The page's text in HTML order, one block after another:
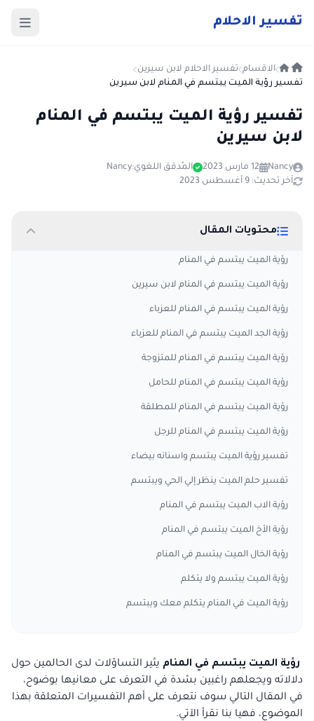
تفسير الاحلام
الاقسام تفسير الاحلام لابن سيرين
تفسير رؤية الميت يبتسم في المنام لابن سيرين
تفسير رؤية الميت يبتسم في المنام
لابن سيرين
Nancy 12 مارس 2023 المُدقق اللغوي:Nancy
آخر تحديث: 9 أغسطس 2023
محتويات المقال
رؤية الميت يبتسم في المنام
رؤية الميت يبتسم في المنام لابن سيرين
رؤية الميت يبتسم في المنام للعزباء
رؤية الجد الميت يبتسم في المنام للعزباء
رؤية الميت يبتسم في المنام للمتزوجة
رؤية الميت يبتسم في المنام للحامل
رؤية الميت يبتسم في المنام للمطلقة
رؤية الميت يبتسم في المنام للرجل
تفسير رؤية الميت يبتسم واسنانه بيضاء
تفسير حلم الميت ينظر إلي الحي ويبتسم
رؤية الاب الميت يبتسم في المنام
رؤية الأخ الميت يبتسم في المنام
رؤية الخال الميت يبتسم في المنام
رؤية الميت يبتسم ولا يتكلم
رؤية الميت في المنام يتكلم معك ويبتسم
رؤية الميت يبتسم في المنام يثير التساؤلات لدى الحالمين حول
دلالاته ويجعلهم راغبين بشدة في التعرف على معانيها بوضوح،
في المقال التالي سوف نتعرف على أهم التفسيرات المتعلقة بهذا
الموضوع، فهيا بنا نقرأ الآتي.